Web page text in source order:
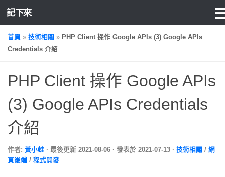
記下來
首頁 » 技術相關 » PHP Client 操作 Google APIs (3) Google APIs
Credentials 介紹
PHP Client 操作 Google APIs
(3) Google APIs Credentials
介紹
作者: 黃小蛙 · 最後更新 2021-08-06 · 發表於 2021-07-13 · 技術相關 / 網
頁後端 / 程式開發